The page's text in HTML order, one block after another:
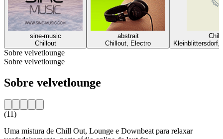
sine-music
Chillout
abstrait
Chillout, Electro
Kleinblittersdorf,
Sobre velvetlounge
Sobre velvetlounge
Sobre velvetlounge
(11)
Uma mistura de Chill Out, Lounge e Downbeat para relaxar